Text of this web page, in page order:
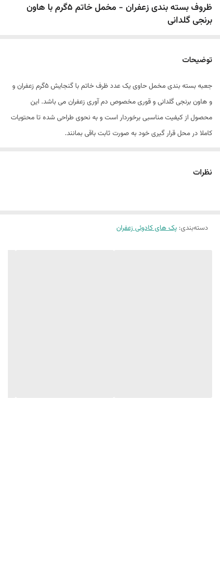
ظروف بسته بندی زعفران - مخمل خاتم 5گرم با هاون
برنجی گلدانی
توضیحات
جعبه بسته بندی مخمل حاوی یک عدد ظرف خاتم با گنجایش 5گرم زعفران و
و هاون برنجی گلدانی و قوری مخصوص دم آوری زعفران می باشد. این
محصول از کیفیت مناسبی برخوردار است و به نحوی طراحی شده تا محتویات
کاملا در محل قرار گیری خود به صورت ثابت باقی بمانند.
نظرات
دسته‌بندی: پک های کادوئی زعفران